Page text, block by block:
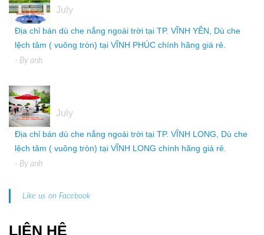
July
Địa chỉ bán dù che nắng ngoài trời tại TP. VĨNH YÊN, Dù che
lệch tâm ( vuông tròn) tại VĨNH PHÚC chính hãng giá rẻ.
- By anh
July
Địa chỉ bán dù che nắng ngoài trời tại TP. VĨNH LONG, Dù che
lệch tâm ( vuông tròn) tại VĨNH LONG chính hãng giá rẻ.
- By anh
Like us on Facebook
LIÊN HỆ